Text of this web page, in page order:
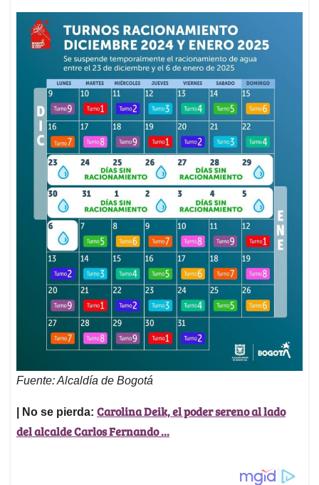
Fuente: Alcaldía de Bogotá
| No se pierda: Carolina Deik, el poder sereno al lado
del alcalde Carlos Fernando ...